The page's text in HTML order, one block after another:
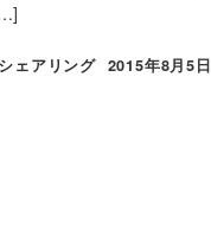
ェアリング
投稿日
2015年8月5日